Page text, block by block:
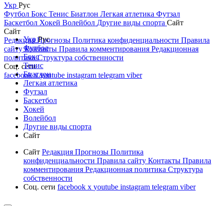
Укр Рус
Футбол Бокс Тенис Биатлон Легкая атлетика Футзал
Баскетбол Хокей Волейбол Другие виды спорта Сайт
Сайт
РедакцияПрогнозы Политика конфиденциальности Правила
сайтуКонтакты Правила комментирования Редакционная
политикаСтруктура собственности
Соц. сети
facebookxyoutube instagram telegram viber
УкрРус
Футбол
Бокс
Тенис
Биатлон
Легкая атлетика
Футзал
Баскетбол
Хокей
Волейбол
Другие виды спорта
Сайт
Сайт Редакция Прогнозы Политика
конфиденциальности Правила сайту Контакты Правила
комментирования Редакционная политика Структура
собственности
Соц. сети facebook x youtube instagram telegram viber